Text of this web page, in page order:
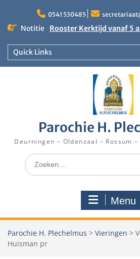
content
0541 530485
Notitie
Rooster Kerktijd vanaf 5
Zangdag voor jongeren,
zondag 27 september
Denekamp
Eucharistieviering op de
Quick Links
Parochie H.
Deurningen – Oldenzaal – Rossum
Search
for:
Menu
Parochie H. Plechelmus > Vieringen >
Huisman pr